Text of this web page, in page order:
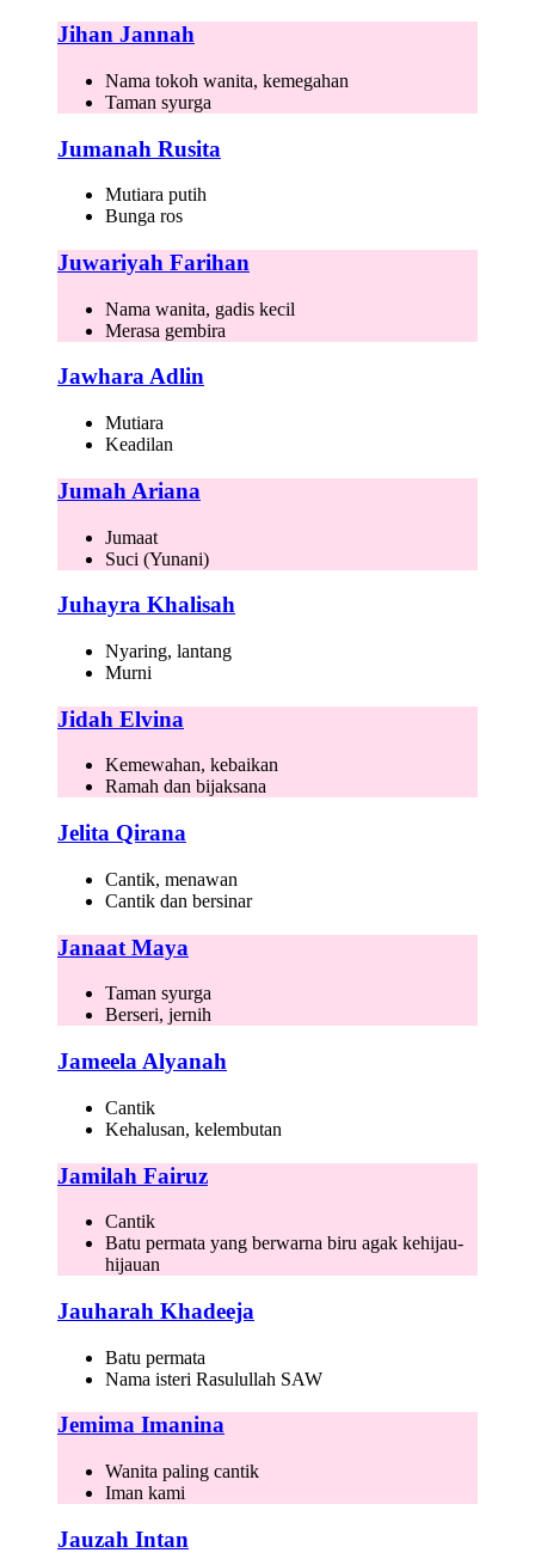
Jihan Jannah
Nama tokoh wanita, kemegahan
Taman syurga
Jumanah Rusita
Mutiara putih
Bunga ros
Juwariyah Farihan
Nama wanita, gadis kecil
Merasa gembira
Jawhara Adlin
Mutiara
Keadilan
Jumah Ariana
Jumaat
Suci (Yunani)
Juhayra Khalisah
Nyaring, lantang
Murni
Jidah Elvina
Kemewahan, kebaikan
Ramah dan bijaksana
Jelita Qirana
Cantik, menawan
Cantik dan bersinar
Janaat Maya
Taman syurga
Berseri, jernih
Jameela Alyanah
Cantik
Kehalusan, kelembutan
Jamilah Fairuz
Cantik
Batu permata yang berwarna biru agak kehijau-
hijauan
Jauharah Khadeeja
Batu permata
Nama isteri Rasulullah SAW
Jemima Imanina
Wanita paling cantik
Iman kami
Jauzah Intan